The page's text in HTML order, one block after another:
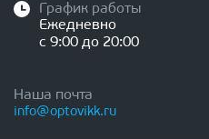
График работы
Ежедневно
с 9:00 до 20:00
Наша почта
info@optovikk.ru